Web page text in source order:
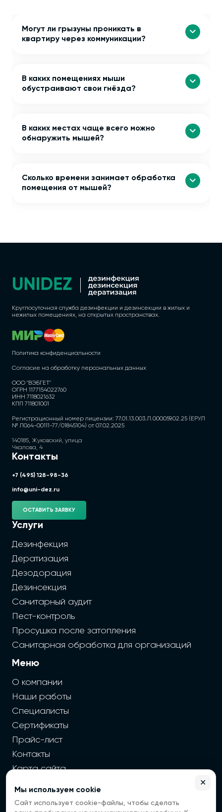
Могут ли грызуны проникать в
квартиру через коммуникации?
В каких помещениях мыши
обустраивают свои гнёзда?
В каких местах чаще всего можно
обнаружить мышей?
Сколько времени занимает обработка
помещения от мышей?
Круглосуточная служба дезинфекции и дезинсекции в жилых и
нежилых помещениях, на открытых пространствах.
Политика конфиденциальности
Согласие на обработку персональных данных
ООО "ВЭБГЕТ"
ОГРН 1177154022760
ИНН 7118021632
КПП 711801001
Регистрационный номер лицензии: 77.01.13.003.Л.000059.02.25 (ЕРУЛ
№ Л064-00111-77/01845104) от 07.02.2025
140185, Жуковский, улица
Чкалова, 4
Контакты
+7 (495) 128-98-36
info@uni-dez.ru
ОСТАВИТЬ ЗАЯВКУ
Услуги
Дезинфекция
Дератизация
Дезодорация
Дезинсекция
Санитарный аудит
Пест-контроль
Просушка после затопления
Санитарная обработка для организаций
Меню
О компании
Наши работы
Специалисты
Сертификаты
Прайс-лист
Контакты
Карта сайта
2026 г. Cайт санэпидемстанции — Все права защищены
Мы используем cookie
Сайт использует cookie-файлы, чтобы сделать
✕